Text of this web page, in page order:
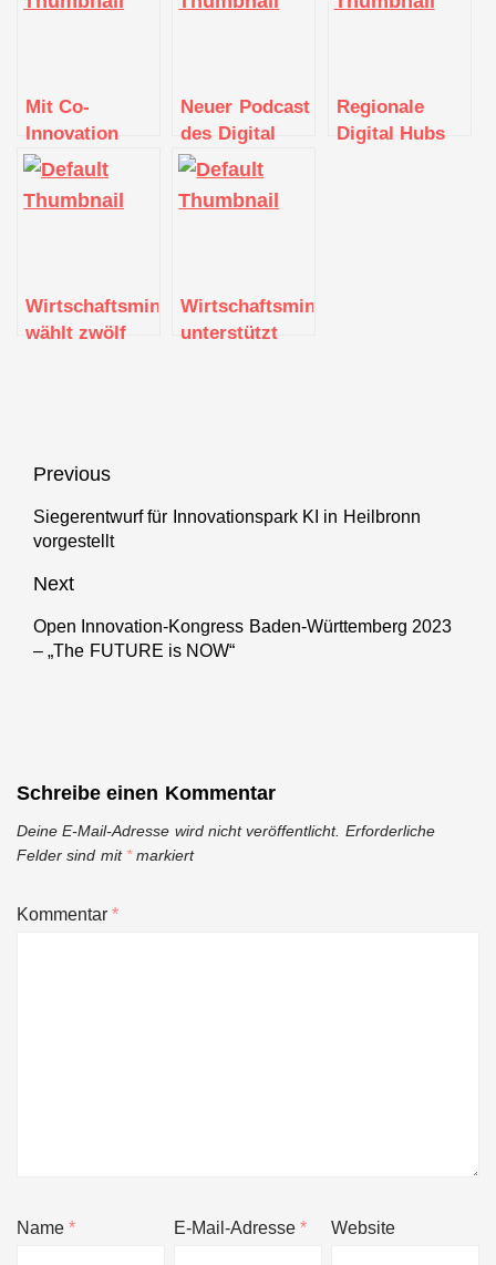
Mit Co-
Innovation
zum Erfolg:
Digital Hub
Nordschwarzwald
Neuer Podcast
des Digital
Hub
Nordschwarzwald
Regionale
Digital Hubs
Wirtschaftsministerium
wählt zwölf
Wirtschaftsministerium
unterstützt
Beitragsnavigation
Previous
Previous
post:
Siegerentwurf für Innovationspark KI in Heilbronn
vorgestellt
Next
Next
post:
Open Innovation-Kongress Baden-Württemberg 2023
– „The FUTURE is NOW“
Schreibe einen Kommentar
Deine E-Mail-Adresse wird nicht veröffentlicht. Erforderliche
Felder sind mit *markiert
Kommentar*
Name* E-Mail-Adresse* Website